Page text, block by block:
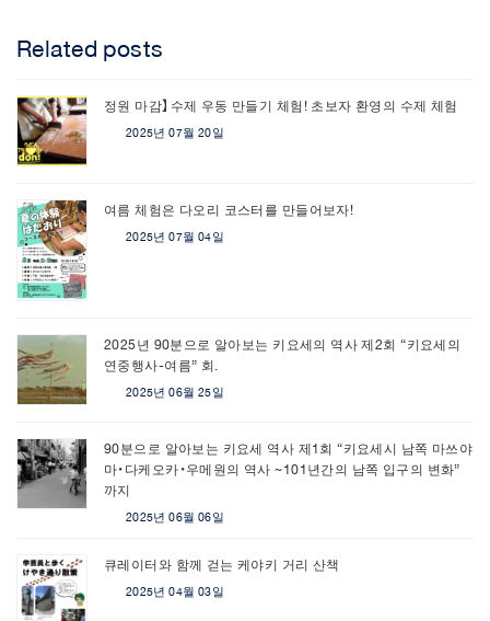
Related posts
정원 마감】수제 우동 만들기 체험! 초보자 환영의 수제 체험
2025년 07월 20일
여름 체험은 다오리 코스터를 만들어보자!
2025년 07월 04일
2025년 90분으로 알아보는 키요세의 역사 제2회 “키요세의
연중행사-여름” 회.
2025년 06월 25일
90분으로 알아보는 키요세 역사 제1회 “키요세시 남쪽 마쓰야
마・다케오카・우메원의 역사 ~101년간의 남쪽 입구의 변화”
까지
2025년 06월 06일
큐레이터와 함께 걷는 케야키 거리 산책
2025년 04월 03일